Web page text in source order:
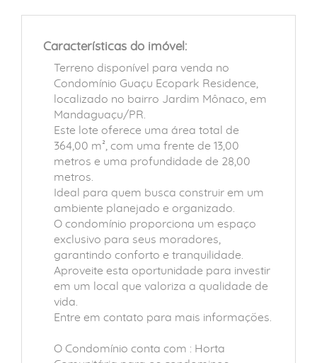
Características do imóvel:
Terreno disponível para venda no
Condomínio Guaçu Ecopark Residence,
localizado no bairro Jardim Mônaco, em
Mandaguaçu/PR.
Este lote oferece uma área total de
364,00 m², com uma frente de 13,00
metros e uma profundidade de 28,00
metros.
Ideal para quem busca construir em um
ambiente planejado e organizado.
O condomínio proporciona um espaço
exclusivo para seus moradores,
garantindo conforto e tranquilidade.
Aproveite esta oportunidade para investir
em um local que valoriza a qualidade de
vida.
Entre em contato para mais informações.
O Condomínio conta com : Horta